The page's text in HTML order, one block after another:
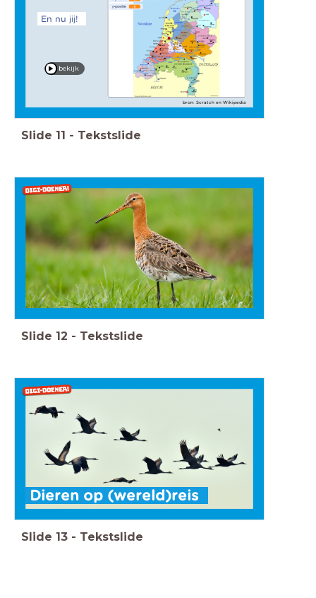
En nu jij!
bekijk
bron: Scratch en Wikipedia
Slide 11 - Tekstslide
Slide 12 - Tekstslide
Dieren op (wereld)reis
Slide 13 - Tekstslide